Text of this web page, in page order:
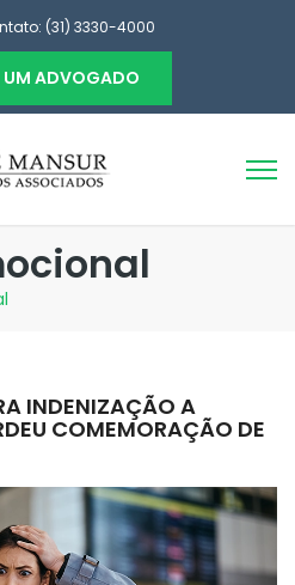
(31) 3330-4000
UM ADVOGADO
INDENIZAÇÃO A
COMEMORAÇÃO DE